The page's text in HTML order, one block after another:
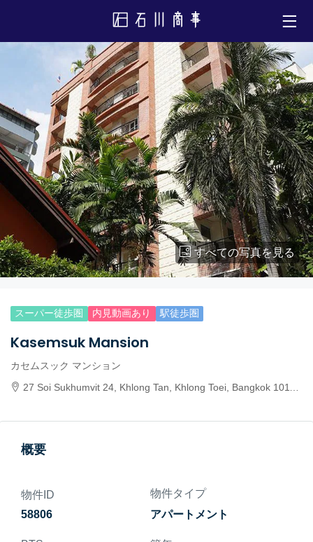
すべての写真を見る
スーパー徒歩圏 内見動画あり 駅徒歩圏
Kasemsuk Mansion
カセムスック マンション
27 Soi Sukhumvit 24, Khlong Tan, Khlong Toei, Bangkok 10110, Thailand
概要
物件ID
58806
物件タイプ
アパートメント